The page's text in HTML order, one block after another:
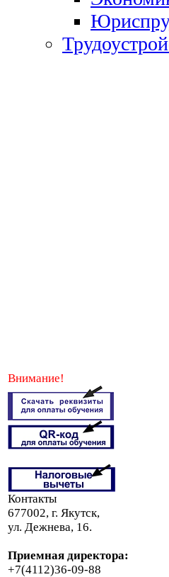
Внимание!
Контакты
677002, г. Якутск,
ул. Дежнева, 16.
Приемная директора:
+7(4112)36-09-88